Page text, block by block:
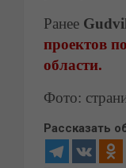
Ранее
проектов
области.
Фото:
Рассказать